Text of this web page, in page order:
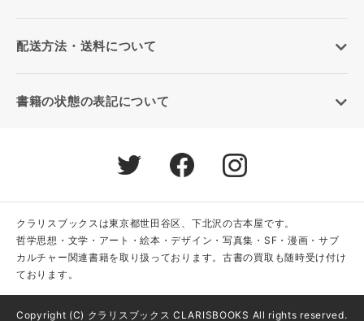
配送方法・送料について
書籍の状態の表記について
クラリスブックスは東京都世田谷区、下北沢の古本屋です。
哲学思想・文学・アート・絵本・デザイン・写真集・SF・漫画・サブ
カルチャー関連書籍を取り扱っております。古書の買取も随時受け付け
ております。
Copyright (C) クラリスブックス CLARISBOOKS All rights reserved.